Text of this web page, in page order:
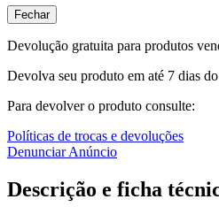
Fechar
Devolução gratuita para produtos
Devolva seu produto em até 7 dias
Para devolver o produto consulte:
Políticas de trocas e devoluções
Denunciar Anúncio
Descrição e ficha